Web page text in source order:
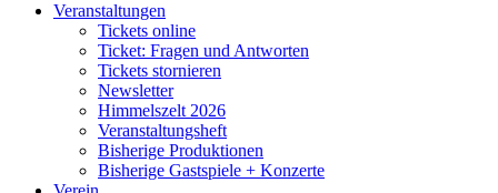
Veranstaltungen
Tickets online
Ticket: Fragen und Antworten
Tickets stornieren
Newsletter
Himmelszelt 2026
Veranstaltungsheft
Bisherige Produktionen
Bisherige Gastspiele + Konzerte